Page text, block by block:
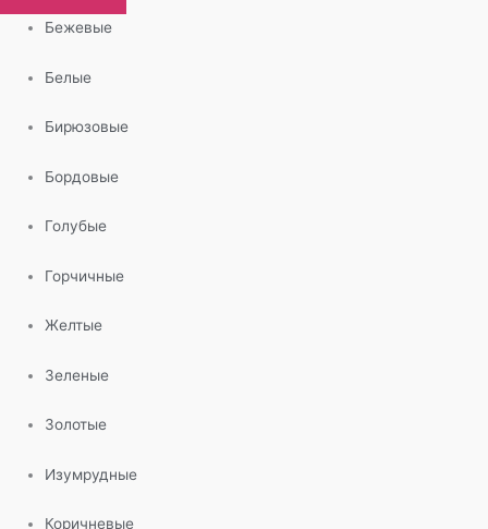
Бежевые
Белые
Бирюзовые
Бордовые
Голубые
Горчичные
Желтые
Зеленые
Золотые
Изумрудные
Коричневые